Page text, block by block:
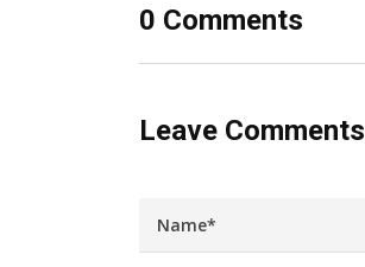
0 Comments
Leave Comments